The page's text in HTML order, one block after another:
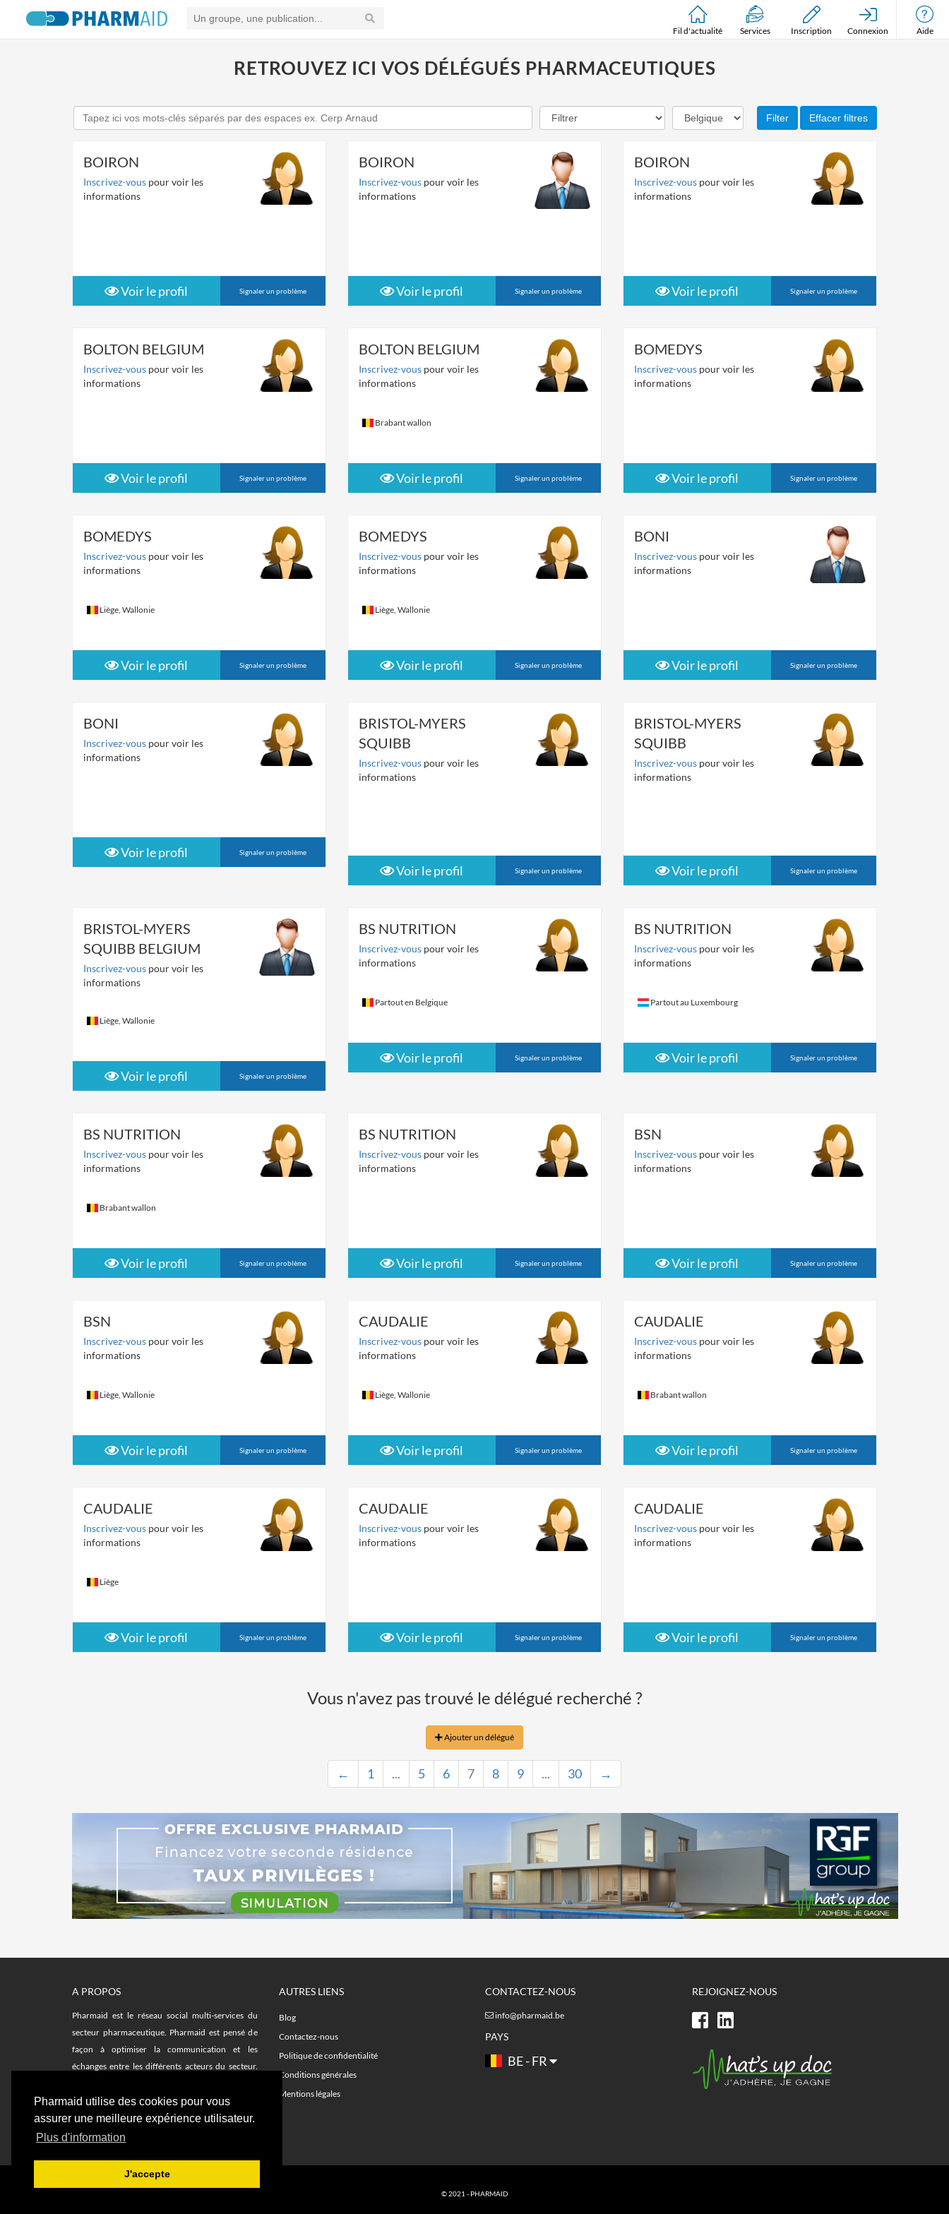
Pharmaid utilise des cookies pour vous
assurer une meilleure expérience utilisateur.
Plus d'information
J'accepte
Fil d'actualité Services Inscription Connexion Aide
RETROUVEZ ICI VOS DÉLÉGUÉS PHARMACEUTIQUES
BOIRON
Inscrivez-vous pour voir les
informations
Voir le profil Signaler un problème
BOIRON
Inscrivez-vous pour voir les
informations
Voir le profil Signaler un problème
BOIRON
Inscrivez-vous pour voir les
informations
Voir le profil Signaler un problème
BOLTON BELGIUM
Inscrivez-vous pour voir les
informations
Voir le profil Signaler un problème
BOLTON BELGIUM
Inscrivez-vous pour voir les
informations
Brabant wallon
Voir le profil Signaler un problème
BOMEDYS
Inscrivez-vous pour voir les
informations
Voir le profil Signaler un problème
BOMEDYS
Inscrivez-vous pour voir les
informations
Liège, Wallonie
Voir le profil Signaler un problème
BOMEDYS
Inscrivez-vous pour voir les
informations
Liège, Wallonie
Voir le profil Signaler un problème
BONI
Inscrivez-vous pour voir les
informations
Voir le profil Signaler un problème
BONI
Inscrivez-vous pour voir les
informations
Voir le profil Signaler un problème
BRISTOL-MYERS
SQUIBB
Inscrivez-vous pour voir les
informations
Voir le profil Signaler un problème
BRISTOL-MYERS
SQUIBB
Inscrivez-vous pour voir les
informations
Voir le profil Signaler un problème
BRISTOL-MYERS
SQUIBB BELGIUM
Inscrivez-vous pour voir les
informations
Liège, Wallonie
Voir le profil Signaler un problème
BS NUTRITION
Inscrivez-vous pour voir les
informations
Partout en Belgique
Voir le profil Signaler un problème
BS NUTRITION
Inscrivez-vous pour voir les
informations
Partout au Luxembourg
Voir le profil Signaler un problème
BS NUTRITION
Inscrivez-vous pour voir les
informations
Brabant wallon
Voir le profil Signaler un problème
BS NUTRITION
Inscrivez-vous pour voir les
informations
Voir le profil Signaler un problème
BSN
Inscrivez-vous pour voir les
informations
Voir le profil Signaler un problème
BSN
Inscrivez-vous pour voir les
informations
Liège, Wallonie
Voir le profil Signaler un problème
CAUDALIE
Inscrivez-vous pour voir les
informations
Liège, Wallonie
Voir le profil Signaler un problème
CAUDALIE
Inscrivez-vous pour voir les
informations
Brabant wallon
Voir le profil Signaler un problème
CAUDALIE
Inscrivez-vous pour voir les
informations
Liège
Voir le profil Signaler un problème
CAUDALIE
Inscrivez-vous pour voir les
informations
Voir le profil Signaler un problème
CAUDALIE
Inscrivez-vous pour voir les
informations
Voir le profil Signaler un problème
Vous n'avez pas trouvé le délégué recherché ?
Ajouter un délégué
← 1 ... 5 6 7 8 9 ... 30 →
A PROPOS
Pharmaid est le réseau social multi-services du
secteur pharmaceutique. Pharmaid est pensé de
façon à optimiser la communication et les
échanges entre les différents acteurs du secteur.
les plateformes d'emplois, remplacements,
formations et notre annuaire de délégués.
AUTRES LIENS
Blog
Contactez-nous
Politique de confidentialité
Conditions générales
Mentions légales
CONTACTEZ-NOUS
info@pharmaid.be
PAYS
BE - FR
REJOIGNEZ-NOUS
© 2021 - PHARMAID